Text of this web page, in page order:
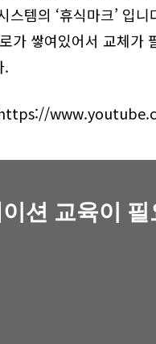
스템의 ‘휴식마크’ 입
가 쌓여있어서 교체
.
션 교육이